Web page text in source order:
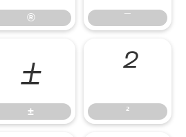
® ¯
±
±
²
²